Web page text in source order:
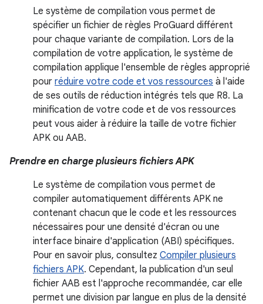
Le système de compilation vous permet de
spécifier un fichier de règles ProGuard différent
pour chaque variante de compilation. Lors de la
compilation de votre application, le système de
compilation applique l'ensemble de règles approprié
pour réduire votre code et vos ressources à l'aide
de ses outils de réduction intégrés tels que R8. La
minification de votre code et de vos ressources
peut vous aider à réduire la taille de votre fichier
APK ou AAB.
Prendre en charge plusieurs fichiers APK
Le système de compilation vous permet de
compiler automatiquement différents APK ne
contenant chacun que le code et les ressources
nécessaires pour une densité d'écran ou une
interface binaire d'application (ABI) spécifiques.
Pour en savoir plus, consultez Compiler plusieurs
fichiers APK. Cependant, la publication d'un seul
fichier AAB est l'approche recommandée, car elle
permet une division par langue en plus de la densité